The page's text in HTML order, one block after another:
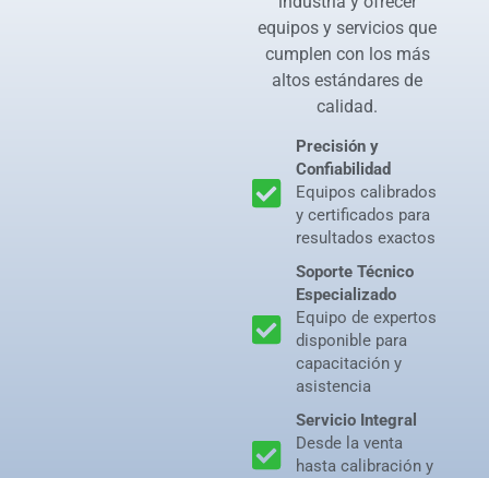
equipos y servicios que
cumplen con los más
altos estándares de
calidad.
Precisión y
Confiabilidad
Equipos calibrados
y certificados para
resultados exactos
Soporte Técnico
Especializado
Equipo de expertos
disponible para
capacitación y
asistencia
Servicio Integral
Desde la venta
hasta calibración y